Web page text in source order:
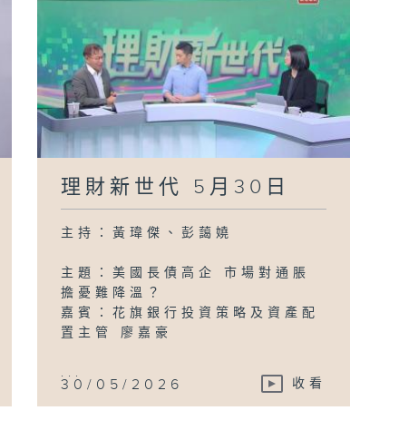
理財新世代 5月30日
主持：黃瑋傑、彭藹嬈
主題：美國長債高企 市場對通脹
擔憂難降溫？
嘉賓：花旗銀行投資策略及資產配
置主管 廖嘉豪
...
30/05/2026 收看